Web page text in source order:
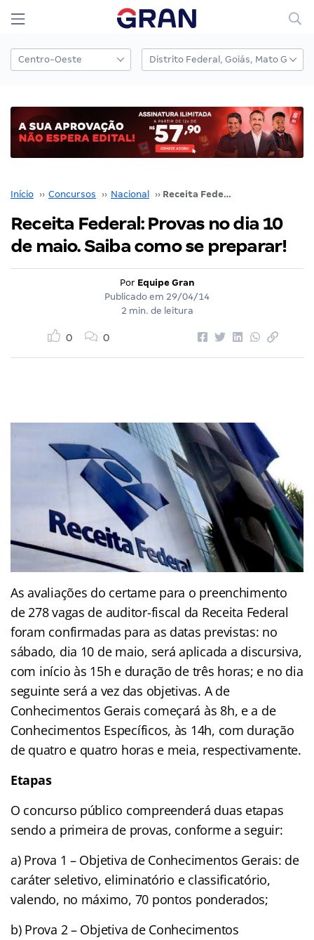
Início ›› Concursos ›› Nacional ›› Receita Federal: Provas no dia 10 de maio. Saiba como se preparar!
Receita Federal: Provas no dia 10
de maio. Saiba como se preparar!
Por Equipe Gran
Publicado em 29/04/14
2 min. de leitura
0 0
As avaliações do certame para o preenchimento
de 278 vagas de auditor-fiscal da Receita Federal
foram confirmadas para as datas previstas: no
sábado, dia 10 de maio, será aplicada a discursiva,
com início às 15h e duração de três horas; e no dia
seguinte será a vez das objetivas. A de
Conhecimentos Gerais começará às 8h, e a de
Conhecimentos Específicos, às 14h, com duração
de quatro e quatro horas e meia, respectivamente.
Etapas
O concurso público compreenderá duas etapas
sendo a primeira de provas, conforme a seguir:
a) Prova 1 – Objetiva de Conhecimentos Gerais: de
caráter seletivo, eliminatório e classificatório,
valendo, no máximo, 70 pontos ponderados;
b) Prova 2 – Objetiva de Conhecimentos